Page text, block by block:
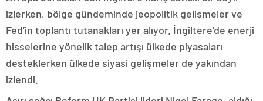
izlerken, bölge gündeminde jeopolitik gelişmeler ve
Fed’in toplantı tutanakları yer alıyor. İngiltere’de enerji
hisselerine yönelik talep artışı ülkede piyasaları
desteklerken ülkede siyasi gelişmeler de yakından
izlendi.